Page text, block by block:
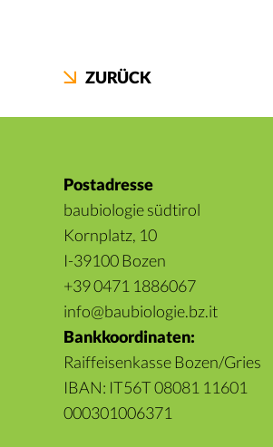
ZURÜCK
Postadresse
baubiologie südtirol
Kornplatz, 10
I-39100 Bozen
+39 0471 1886067
info@baubiologie.bz.it
Bankkoordinaten:
Raiffeisenkasse Bozen/Gries
IBAN: IT56T 08081 11601
000301006371